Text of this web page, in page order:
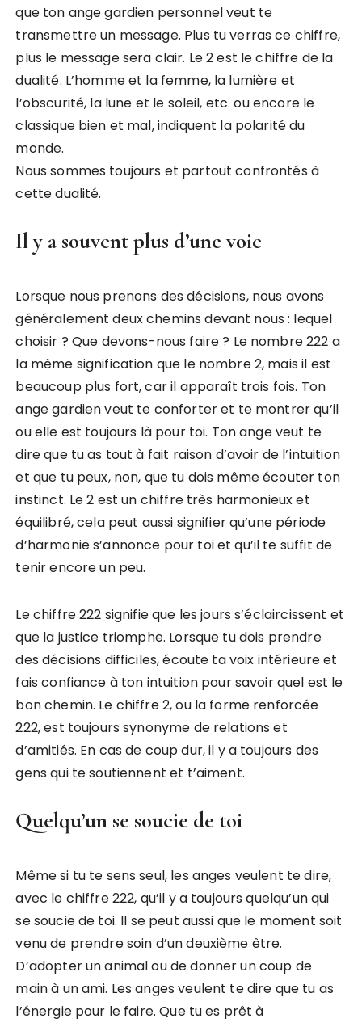
que ton ange gardien personnel veut te
transmettre un message. Plus tu verras ce chiffre,
plus le message sera clair. Le 2 est le chiffre de la
dualité. L’homme et la femme, la lumière et
l’obscurité, la lune et le soleil, etc. ou encore le
classique bien et mal, indiquent la polarité du
monde.
Nous sommes toujours et partout confrontés à
cette dualité.
Il y a souvent plus d’une voie
Lorsque nous prenons des décisions, nous avons
généralement deux chemins devant nous : lequel
choisir ? Que devons-nous faire ? Le nombre 222 a
la même signification que le nombre 2, mais il est
beaucoup plus fort, car il apparaît trois fois. Ton
ange gardien veut te conforter et te montrer qu’il
ou elle est toujours là pour toi. Ton ange veut te
dire que tu as tout à fait raison d’avoir de l’intuition
et que tu peux, non, que tu dois même écouter ton
instinct. Le 2 est un chiffre très harmonieux et
équilibré, cela peut aussi signifier qu’une période
d’harmonie s’annonce pour toi et qu’il te suffit de
tenir encore un peu.
Le chiffre 222 signifie que les jours s’éclaircissent et
que la justice triomphe. Lorsque tu dois prendre
des décisions difficiles, écoute ta voix intérieure et
fais confiance à ton intuition pour savoir quel est le
bon chemin. Le chiffre 2, ou la forme renforcée
222, est toujours synonyme de relations et
d’amitiés. En cas de coup dur, il y a toujours des
gens qui te soutiennent et t’aiment.
Quelqu’un se soucie de toi
Même si tu te sens seul, les anges veulent te dire,
avec le chiffre 222, qu’il y a toujours quelqu’un qui
se soucie de toi. Il se peut aussi que le moment soit
venu de prendre soin d’un deuxième être.
D’adopter un animal ou de donner un coup de
main à un ami. Les anges veulent te dire que tu as
l’énergie pour le faire. Que tu es prêt à